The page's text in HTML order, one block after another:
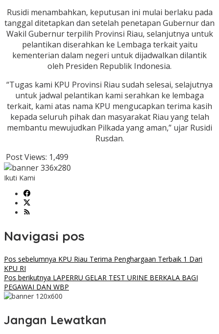
Rusidi menambahkan, keputusan ini mulai berlaku pada
tanggal ditetapkan dan setelah penetapan Gubernur dan
Wakil Gubernur terpilih Provinsi Riau, selanjutnya untuk
pelantikan diserahkan ke Lembaga terkait yaitu
kementerian dalam negeri untuk dijadwalkan dilantik
oleh Presiden Republik Indonesia.
“Tugas kami KPU Provinsi Riau sudah selesai, selajutnya
untuk jadwal pelantikan kami serahkan ke lembaga
terkait, kami atas nama KPU mengucapkan terima kasih
kepada seluruh pihak dan masyarakat Riau yang telah
membantu mewujudkan Pilkada yang aman,” ujar Rusidi
Rusdan.
Post Views: 1,499
Ikuti Kami
Navigasi pos
Pos sebelumnya KPU Riau Terima Penghargaan Terbaik 1 Dari
KPU RI
Pos berikutnya LAPERRU GELAR TEST URINE BERKALA BAGI
PEGAWAI DAN WBP
Jangan Lewatkan